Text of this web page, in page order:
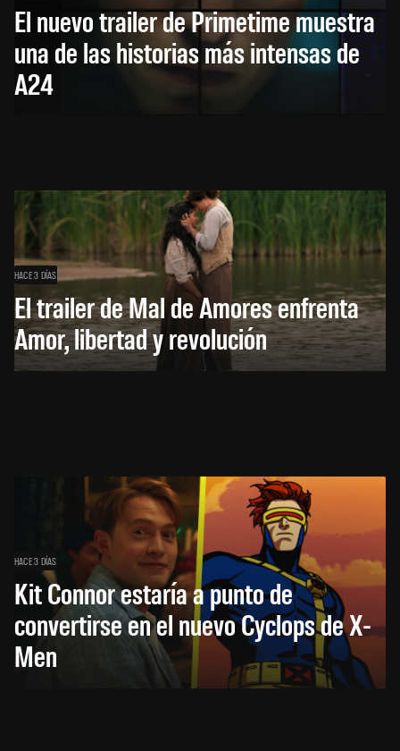
El nuevo trailer de Primetime muestra
una de las historias más intensas de
A24
HACE 3 DÍAS
El trailer de Mal de Amores enfrenta
Amor, libertad y revolución
HACE 3 DÍAS
Kit Connor estaría a punto de
convertirse en el nuevo Cyclops de X-
Men